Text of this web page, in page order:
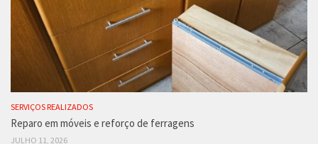
SERVIÇOS REALIZADOS
Reparo em móveis e reforço de ferragens
JULHO 11, 2026